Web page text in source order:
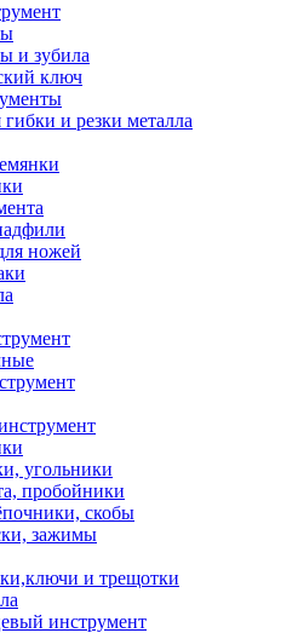
и зубила
ключ
и резки металла
ножей
угольники
пробойники
скобы
зажимы
и трещотки
инструмент